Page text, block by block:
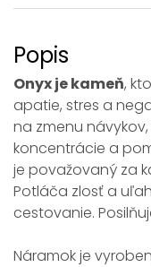
Popis
Onyx je kameň,
apatie, stres a
na zmenu
koncentrácie a
je považovaný za
Potláča zlosť a
cestovanie.
Náramok je